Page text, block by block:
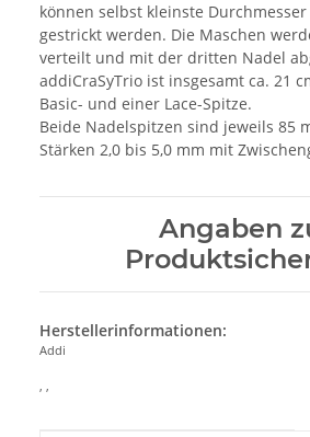
können selbst kleinste
gestrickt werden. Die Maschen
verteilt und mit der dritten Nadel
addiCraSyTrio ist insgesamt ca. 21
Basic- und einer Lace-Spitze.
Beide Nadelspitzen sind jeweils 85
Stärken 2,0 bis 5,0 mm mit
Angaben
Herstellerinformationen:
Addi